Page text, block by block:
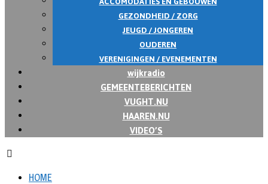
GEZONDHEID / ZORG
JEUGD / JONGEREN
OUDEREN
VERENIGINGEN / EVENEMENTEN
wijkradio
GEMEENTEBERICHTEN
VUGHT.NU
HAAREN.NU
VIDEO’S
HOME